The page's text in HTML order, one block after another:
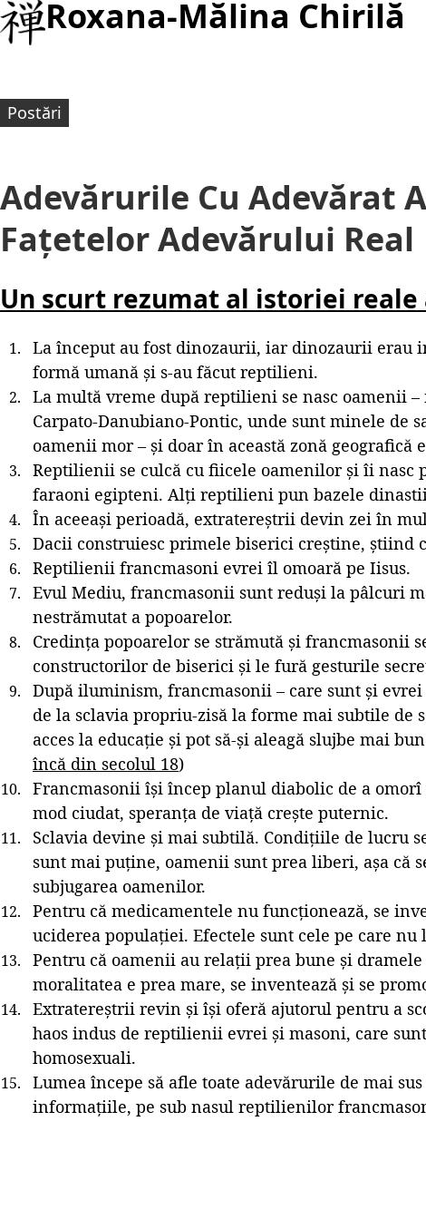
Roxana-Mălina Chirilă
Postări
Adevărurile Cu Adevărat
Fațetelor Adevărului Real
Un scurt rezumat al istoriei
La început au fost dinozaurii, iar dinozaurii erau
formă umană și s-au făcut reptilieni.
La multă vreme după reptilieni se nasc oamenii
Carpato-Danubiano-Pontic, unde sunt minele de
oamenii mor – și doar în această zonă geografică
Reptilienii se culcă cu fiicele oamenilor și îi nasc
faraoni egipteni. Alți reptilieni pun bazele
În aceeași perioadă, extratereștrii devin zei în
Dacii construiesc primele biserici creștine, știind
Reptilienii francmasoni evrei îl omoară pe Iisus.
Evul Mediu, francmasonii sunt reduși la pâlcuri
nestrămutat a popoarelor.
Credința popoarelor se strămută și francmasonii
constructorilor de biserici și le fură gesturile
După iluminism, francmasonii – care sunt și
de la sclavia propriu-zisă la forme mai subtile de
acces la educație și pot să-și aleagă slujbe mai
încă din secolul 18)
Francmasonii își încep planul diabolic de a
mod ciudat, speranța de viață crește puternic.
Sclavia devine și mai subtilă. Condițiile de lucru
sunt mai puține, oamenii sunt prea liberi, așa că
subjugarea oamenilor.
Pentru că medicamentele nu funcționează, se
uciderea populației. Efectele sunt cele pe care nu
Pentru că oamenii au relații prea bune și
moralitatea e prea mare, se inventează și se
Extratereștrii revin și își oferă ajutorul pentru a
haos indus de reptilienii evrei și masoni, care
homosexuali.
Lumea începe să afle toate adevărurile de mai
informațiile, pe sub nasul reptilienilor